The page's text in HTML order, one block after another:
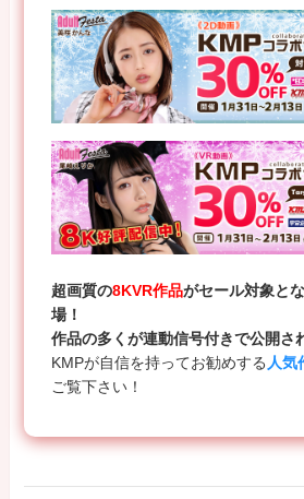
超画質の8KVR作品がセール対象と
場！
作品の多くが連動信号付きで公開さ
KMPが自信を持ってお勧めする 人気
ご覧下さい！